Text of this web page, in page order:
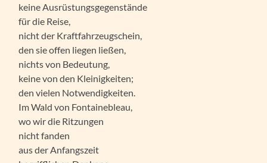
keine Ausrüstungsgegenstände
für die Reise,
nicht der Kraftfahrzeugschein,
den sie offen liegen ließen,
nichts von Bedeutung,
keine von den Kleinigkeiten;
den vielen Notwendigkeiten.
Im Wald von Fontainebleau,
wo wir die Ritzungen
nicht fanden
aus der Anfangszeit